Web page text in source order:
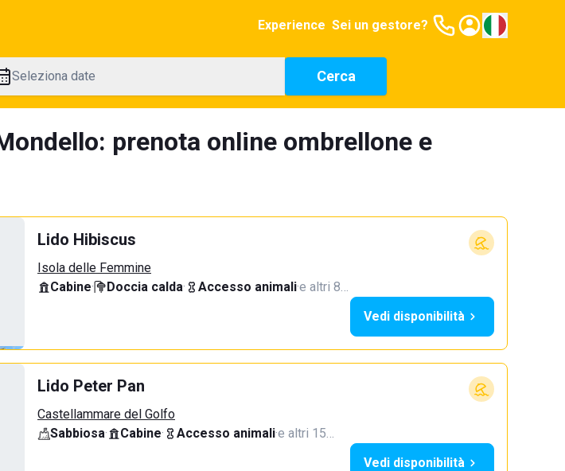
Experience Sei un gestore?
Seleziona date Cerca
prenota online ombrellone e
Lido Hibiscus
Isola delle Femmine
Cabine· Doccia calda· Accesso animali·e altri 8…
Vedi disponibilità
Lido Peter Pan
Castellammare del Golfo
Sabbiosa· Cabine· Accesso animali·e altri 15…
Vedi disponibilità